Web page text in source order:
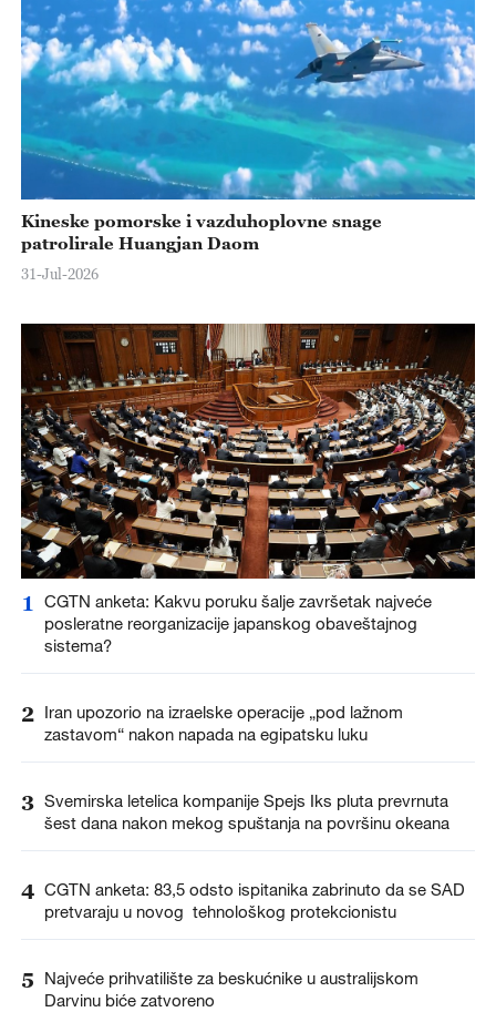
Kineske pomorske i vazduhoplovne snage
patrolirale Huangjan Daom
31-Jul-2026
1
CGTN anketa: Kakvu poruku šalje završetak najveće
posleratne reorganizacije japanskog obaveštajnog
sistema?
2 Iran upozorio na izraelske operacije „pod lažnom
zastavom“ nakon napada na egipatsku luku
3 Svemirska letelica kompanije Spejs Iks pluta prevrnuta
šest dana nakon mekog spuštanja na površinu okeana
4 CGTN anketa: 83,5 odsto ispitanika zabrinuto da se SAD
pretvaraju u novog tehnološkog protekcionistu
5
Najveće prihvatilište za beskućnike u australijskom
Darvinu biće zatvoreno